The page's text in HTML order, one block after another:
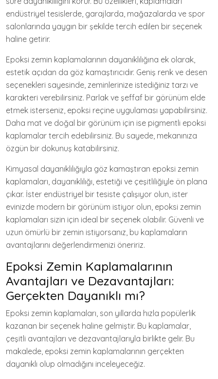
endüstriyel tesislerde, garajlarda, mağazalarda ve spor
salonlarında yaygın bir şekilde tercih edilen bir seçenek
haline getirir.
Epoksi zemin kaplamalarının dayanıklılığına ek olarak,
estetik açıdan da göz kamaştırıcıdır. Geniş renk ve desen
seçenekleri sayesinde, zeminlerinize istediğiniz tarzı ve
karakteri verebilirsiniz. Parlak ve şeffaf bir görünüm elde
etmek isterseniz, epoksi reçine uygulaması yapabilirsiniz.
Daha mat ve doğal bir görünüm için ise pigmentli epoksi
kaplamalar tercih edebilirsiniz. Bu sayede, mekanınıza
özgün bir dokunuş katabilirsiniz.
Kimyasal dayanıklılığıyla göz kamaştıran epoksi zemin
kaplamaları, dayanıklılığı, estetiği ve çeşitliliğiyle ön plana
çıkar. İster endüstriyel bir tesiste çalışıyor olun, ister
evinizde modern bir görünüm istiyor olun, epoksi zemin
kaplamaları sizin için ideal bir seçenek olabilir. Güvenli ve
uzun ömürlü bir zemin istiyorsanız, bu kaplamaların
avantajlarını değerlendirmenizi öneririz.
Epoksi Zemin Kaplamalarının
Avantajları ve Dezavantajları:
Gerçekten Dayanıklı mı?
Epoksi zemin kaplamaları, son yıllarda hızla popülerlik
kazanan bir seçenek haline gelmiştir. Bu kaplamalar,
çeşitli avantajları ve dezavantajlarıyla birlikte gelir. Bu
makalede, epoksi zemin kaplamalarının gerçekten
dayanıklı olup olmadığını inceleyeceğiz.